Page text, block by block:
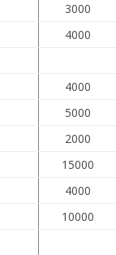
3000
4000
4000
5000
2000
15000
4000
10000